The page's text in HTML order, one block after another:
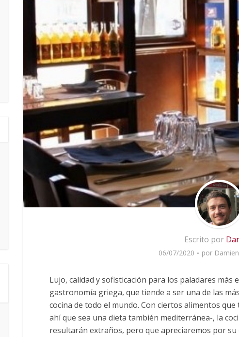
Escrito por
06/07/2020 por Damien
Lujo, calidad y sofisticación para los paladares más
gastronomía griega, que tiende a ser una de las
cocina de todo el mundo. Con ciertos alimentos
ahí que sea una dieta también mediterránea-, la
resultarán extraños, pero que apreciaremos por su